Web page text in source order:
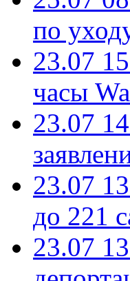
по
23.07
часы
23.07
23.07
до 221
23.07